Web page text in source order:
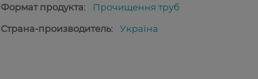
Формат продукта:
Прочищення труб
Страна-производитель:
Україна